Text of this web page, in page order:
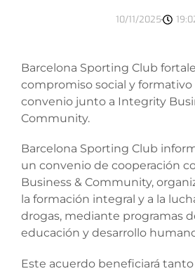
10/11/2025
Barcelona Sporting Club
compromiso social y
convenio junto a Integrity
Community.
Barcelona Sporting Club
un convenio de cooperación
Business & Community,
la formación integral y a la
drogas, mediante programas
educación y desarrollo
Este acuerdo beneficiará